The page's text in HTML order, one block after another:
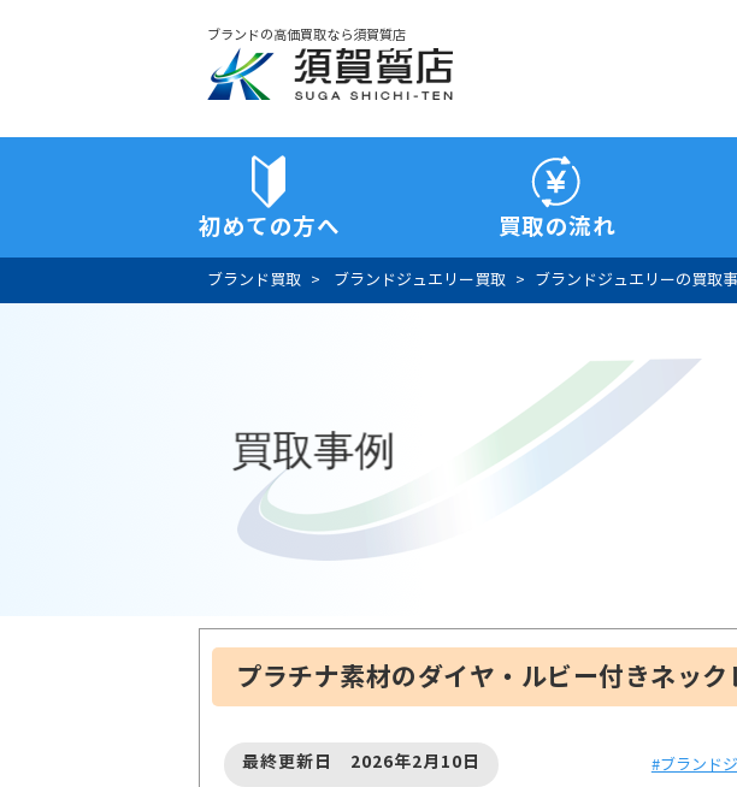
ブランドの高価買取なら須賀質店
初めての方へ 買取の流れ
ブランド買取 ブランドジュエリー買取 ブランドジュエリーの買取
買取事例
プラチナ素材のダイヤ・ルビー付きネッ
最終更新日 2026年2月10日 #ブランド